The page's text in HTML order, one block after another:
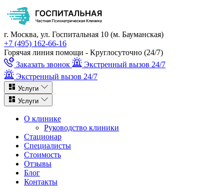
г. Москва, ул. Госпитальная 10 (м. Бауманская)
+7 (495) 162-66-16
Горячая линия помощи - Круглосуточно (24/7)
Заказать звонок
Экстренный вызов 24/7
Экстренный вызов 24/7
Услуги
Услуги
О клинике
Руководство клиники
Стационар
Специалисты
Стоимость
Отзывы
Блог
Контакты